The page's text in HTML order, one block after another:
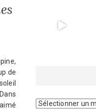
de
Archives